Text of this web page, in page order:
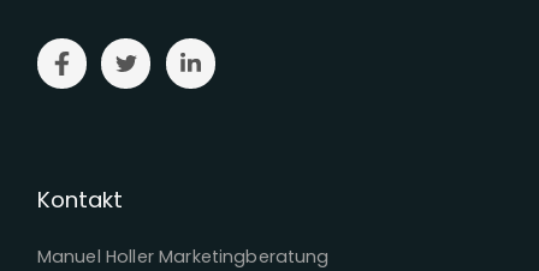
Kontakt
Manuel Holler Marketingberatung